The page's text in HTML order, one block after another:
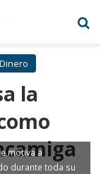
Dinero
la
motiva a
durante toda su